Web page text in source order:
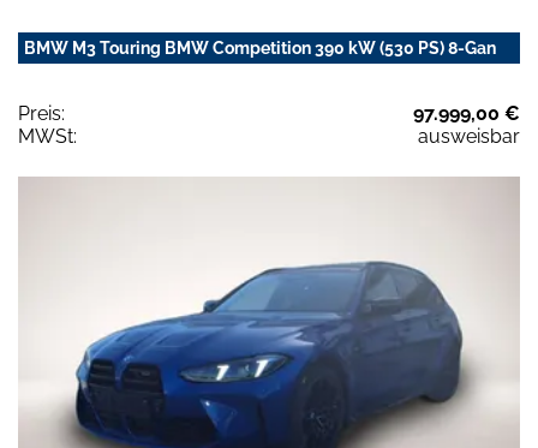
BMW M3 Touring BMW Competition 390 kW (530 PS) 8-Gan
Preis:
97.999,00 €
MWSt:
ausweisbar